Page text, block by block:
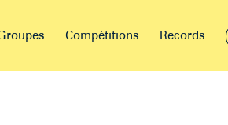
Compétitions Records